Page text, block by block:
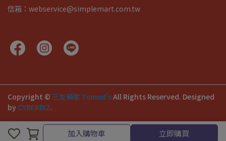
加入購物車 立即購買
信箱：webservice@simplemart.com.tw
Copyright © 三友藥妝 Tomod'sAll Rights Reserved. Designed
by CYBERBIZ.